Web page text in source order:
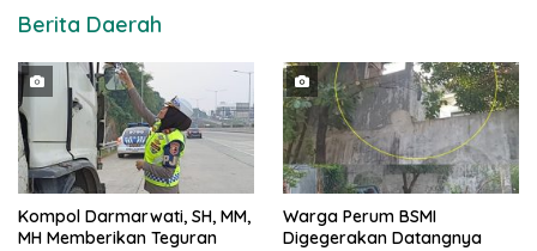
Berita Daerah
Kompol Darmarwati, SH, MM,
MH Memberikan Teguran
Warga Perum BSMI
Digegerakan Datangnya